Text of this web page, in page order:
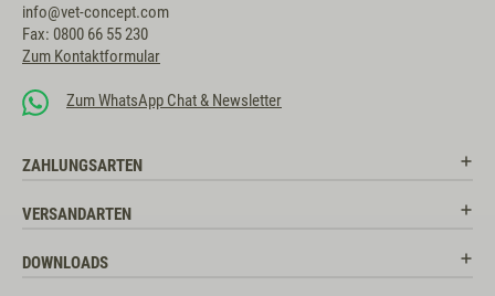
info@vet-concept.com
Fax: 0800 66 55 230
Zum Kontaktformular
Zum WhatsApp Chat & Newsletter
ZAHLUNGSARTEN
VERSANDARTEN
DOWNLOADS